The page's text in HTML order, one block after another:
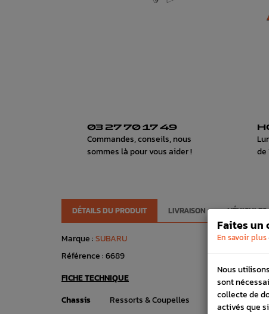
03 27 70 17 49
Commandes, conseils, nous
sommes là pour vous aider !
de
DÉTAILS DU PRODUIT LIVRAISON VÉHICULES
Marque :SUBARU
Référence :6689
FICHE TECHNIQUE
Chassis
Ressorts & Coupelles
Faites un
En savoir plus
Nous
sont
collecte de
activés que